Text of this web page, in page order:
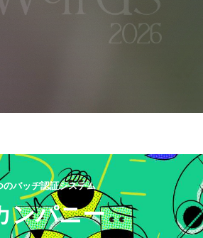
バッヂ認証システム
ンパニー